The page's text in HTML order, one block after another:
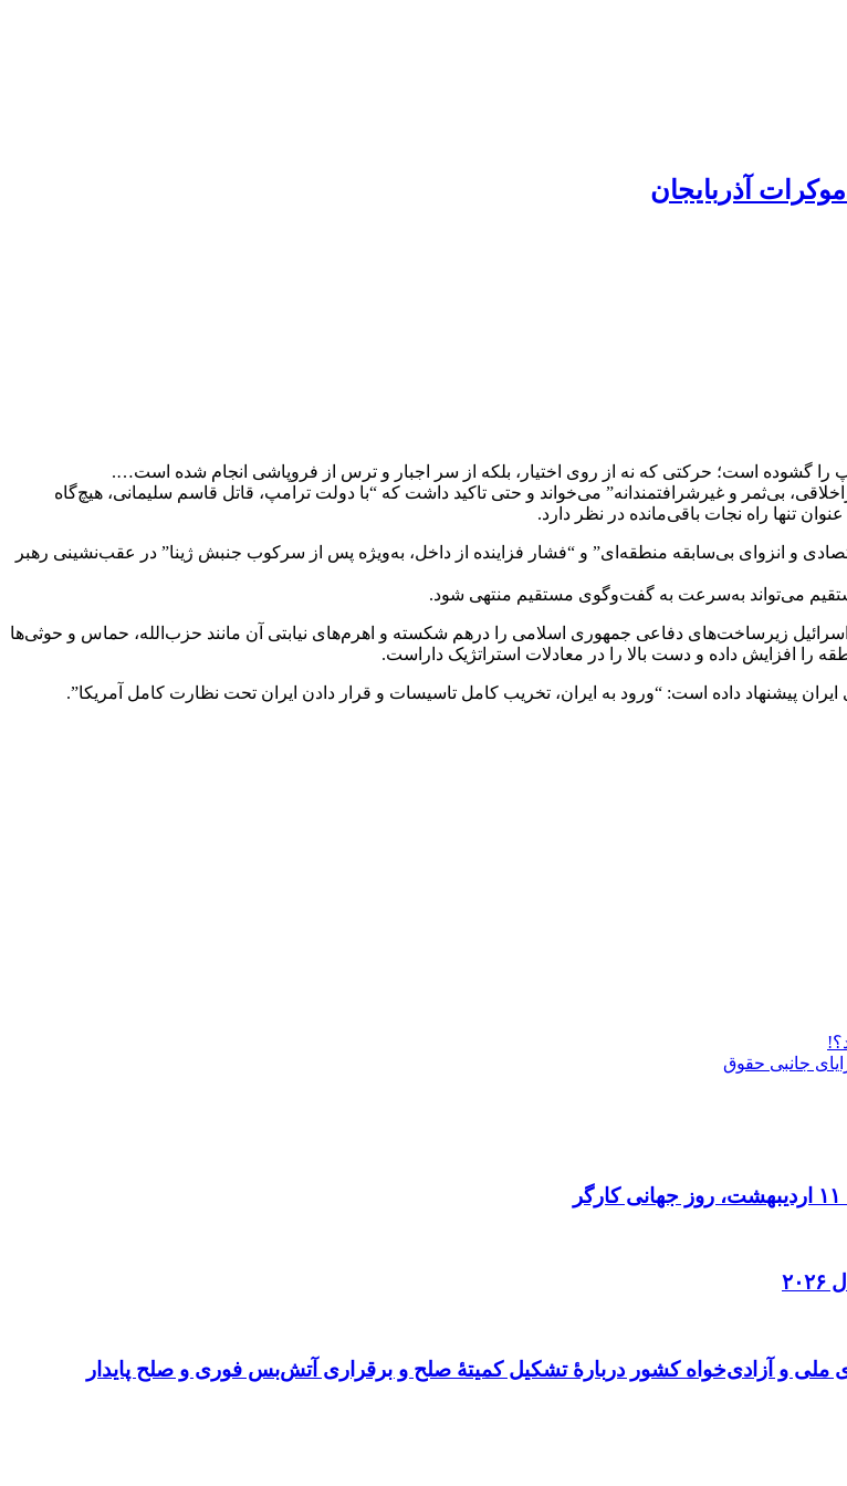
آذربایجان
گشوده است؛ حرکتی که نه از روی اختیار، بلکه از سر اجبار و ترس از فروپاشی انجام شده است….
بی‌ثمر و غیرشرافتمندانه” می‌خواند و حتی تاکید داشت که “با دولت ترامپ، قاتل قاسم سلیمانی، هیچ‌گاه
تنها راه نجات باقی‌مانده در نظر دارد.
و انزوای بی‌سابقه منطقه‌ای” و “فشار فزاینده از داخل، به‌ویژه پس از سرکوب جنبش ژینا” در عقب‌نشینی رهبر
می‌تواند به‌سرعت به گفت‌وگوی مستقیم منتهی شود.
زیرساخت‌های دفاعی جمهوری اسلامی را درهم شکسته و اهرم‌های نیابتی آن مانند حزب‌الله، حماس و حوثی‌ها
افزایش داده و دست بالا را در معادلات استراتژیک داراست.
پیشنهاد داده است: “ورود به ایران، تخریب کامل تاسیسات و قرار دادن ایران تحت نظارت کامل آمریکا”.
جانبی حقوق
و آزادی‌خواه کشور دربارهٔ تشکیل کمیتهٔ صلح و برقراری آتش‌بس فوری و صلح پایدار